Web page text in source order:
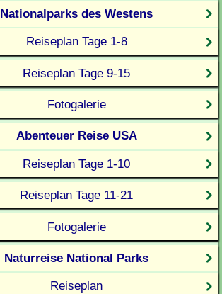
Nationalparks des Westens
Reiseplan Tage 1-8
Reiseplan Tage 9-15
Fotogalerie
Abenteuer Reise USA
Reiseplan Tage 1-10
Reiseplan Tage 11-21
Fotogalerie
Naturreise National Parks
Reiseplan